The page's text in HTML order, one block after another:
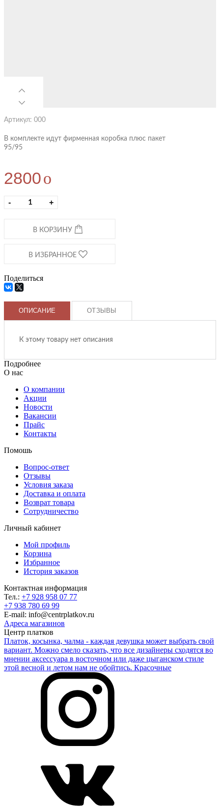
Артикул: 000
В комплекте идут фирменная коробка плюс пакет
95/95
2800o
- +
В КОРЗИНУ
В ИЗБРАННОЕ
Поделиться
ОПИСАНИЕ ОТЗЫВЫ
К этому товару нет описания
Подробнее
О нас
О компании
Акции
Новости
Вакансии
Прайс
Контакты
Помошь
Вопрос-ответ
Отзывы
Условия заказа
Доставка и оплата
Возврат товара
Сотрудничество
Личный кабинет
Мой профиль
Корзина
Избранное
История заказов
Контактная информация
Тел.: +7 928 958 07 77
+7 938 780 69 99
E-mail: info@centrplatkov.ru
Адреса магазинов
Центр платков
Платок, косынка, чалма - каждая девушка может выбрать свой
вариант. Можно смело сказать, что все дизайнеры сходятся во
мнении аксессуара в восточном или даже цыганском стиле
этой весной и летом нам не обойтись. Красочные